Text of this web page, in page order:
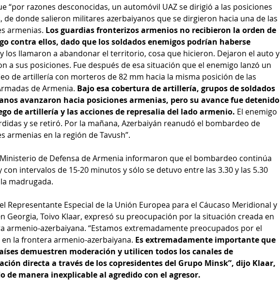
“por razones desconocidas, un automóvil UAZ se dirigió a las posiciones
de donde salieron militares azerbaiyanos que se dirgieron hacia una de las
armenias. Los guardias fronterizos armenios no recibieron la orden de
contra ellos, dado que los soldados enemigos podrían haberse
y los llamaron a abandonar el territorio, cosa que hicieron. Dejaron el auto y
a sus posiciones. Fue después de esa situación que el enemigo lanzó un
de artillería con morteros de 82 mm hacia la misma posición de las
de Armenia. Bajo esa cobertura de artillería, grupos de soldados
avanzaron hacia posiciones armenias, pero su avance fue detenido
de artillería y las acciones de represalia del lado armenio. El enemigo
y se retiró. Por la mañana, Azerbaiyán reanudó el bombardeo de
armenias en la región de Tavush”.
de Defensa de Armenia informaron que el bombardeo continúa
con intervalos de 15-20 minutos y sólo se detuvo entre las 3.30 y las 5.30
madrugada.
Representante Especial de la Unión Europea para el Cáucaso Meridional y
Georgia, Toivo Klaar, expresó su preocupación por la situación creada en
armenio-azerbaiyana. “Estamos extremadamente preocupados por el
la frontera armenio-azerbaiyana. Es extremadamente importante que
demuestren moderación y utilicen todos los canales de
directa a través de los copresidentes del Grupo Minsk”, dijo Klaar,
de manera inexplicable al agredido con el agresor.